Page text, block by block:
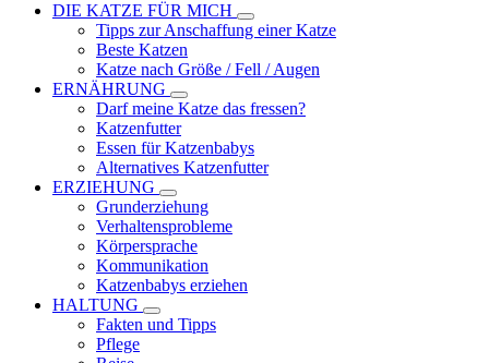
DIE KATZE FÜR MICH
Tipps zur Anschaffung einer Katze
Beste Katzen
Katze nach Größe / Fell / Augen
ERNÄHRUNG
Darf meine Katze das fressen?
Katzenfutter
Essen für Katzenbabys
Alternatives Katzenfutter
ERZIEHUNG
Grunderziehung
Verhaltensprobleme
Körpersprache
Kommunikation
Katzenbabys erziehen
HALTUNG
Fakten und Tipps
Pflege